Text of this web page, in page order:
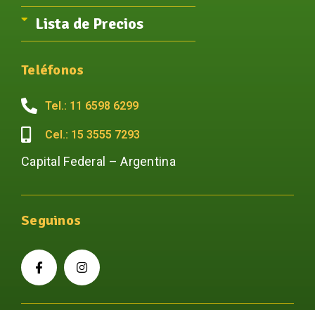
Lista de Precios
Teléfonos
Tel.: 11 6598 6299
Cel.: 15 3555 7293
Capital Federal – Argentina
Seguinos